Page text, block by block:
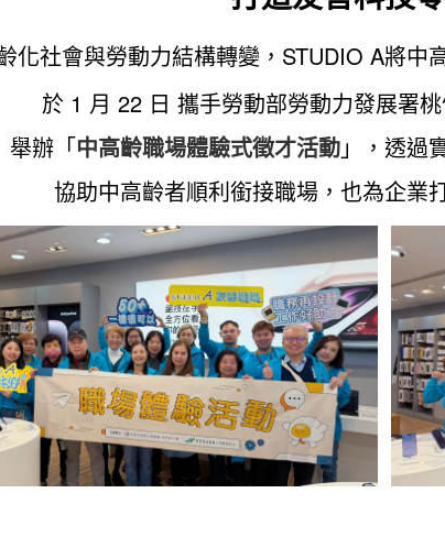
化社會與勞動力結構轉變，STUDIO A將中
於 1 月 22 日 攜手勞動部勞動力發展署
舉辦「中高齡職場體驗式徵才活動」，透過
協助中高齡者順利銜接職場，也為企業